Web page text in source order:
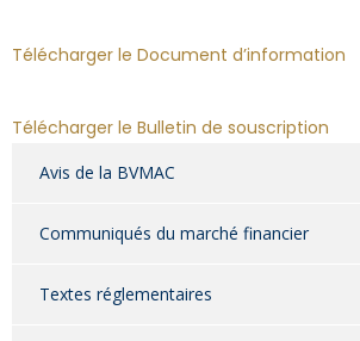
Télécharger le Document d’information
Télécharger le Bulletin de souscription
Avis de la BVMAC
Communiqués du marché financier
Textes réglementaires